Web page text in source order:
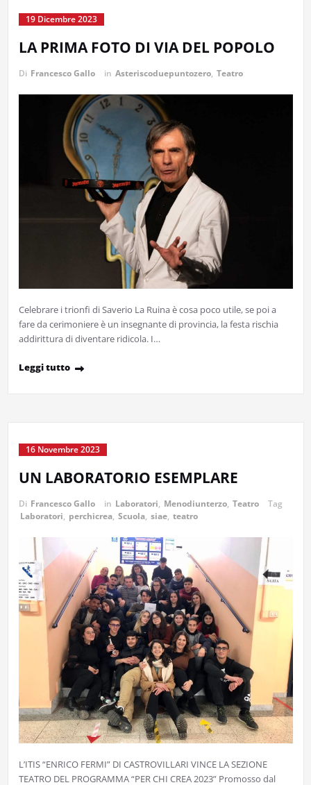
19 Dicembre 2023
LA PRIMA FOTO DI VIA DEL POPOLO
Di Francesco Gallo in Asteriscoduepuntozero, Teatro
Celebrare i trionfi di Saverio La Ruina è cosa poco utile, se poi a
fare da cerimoniere è un insegnante di provincia, la festa rischia
addirittura di diventare ridicola. I…
Leggi tutto
16 Novembre 2023
UN LABORATORIO ESEMPLARE
Di Francesco Gallo in Laboratori, Menodiunterzo, Teatro
Tag
Laboratori, perchicrea, Scuola, siae, teatro
L’ITIS “ENRICO FERMI” DI CASTROVILLARI VINCE LA SEZIONE
TEATRO DEL PROGRAMMA “PER CHI CREA 2023” Promosso dal